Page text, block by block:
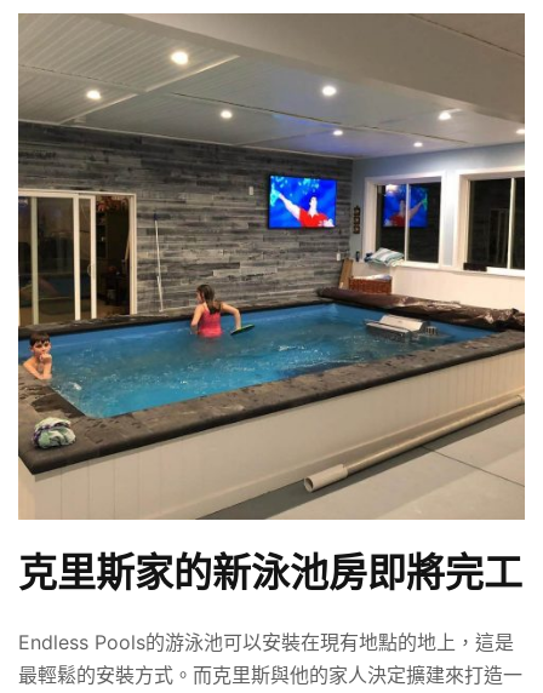
克里斯家的新泳池房即將完工
Endless Pools的游泳池可以安裝在現有地點的地上，這是
最輕鬆的安裝方式。而克里斯與他的家人決定擴建來打造一